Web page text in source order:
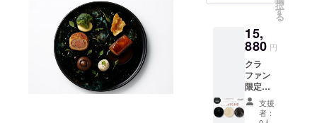
350g 生
日本 素
材：
PLA＋
漆塗り
塗装
（金が
混ざっ
てるデ
択
す
る
15,
880 円
クラ
ファン
限定価
格 セン
テネプ
レート
支援
者：